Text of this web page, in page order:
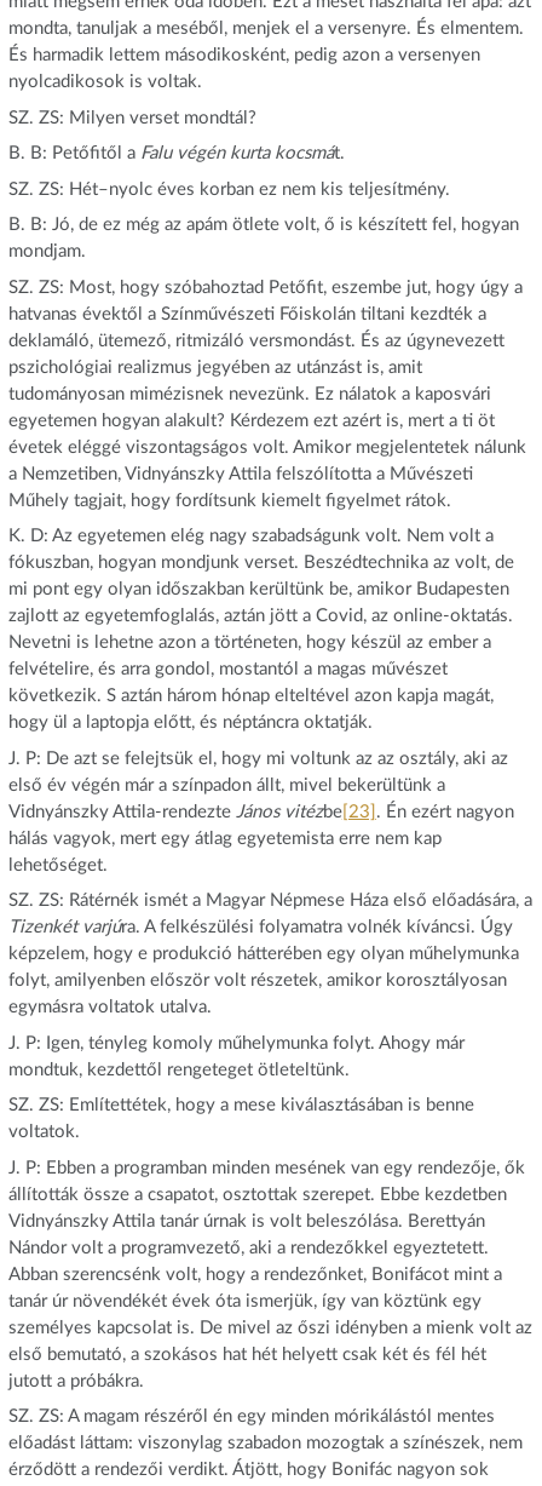
mondta, tanuljak a meséből, menjek el a versenyre. És elmentem.
És harmadik lettem másodikosként, pedig azon a versenyen
nyolcadikosok is voltak.
SZ. ZS: Milyen verset mondtál?
B. B: Petőfitől a Falu végén kurta kocsmát.
SZ. ZS: Hét–nyolc éves korban ez nem kis teljesítmény.
B. B: Jó, de ez még az apám ötlete volt, ő is készített fel, hogyan
mondjam.
SZ. ZS: Most, hogy szóbahoztad Petőfit, eszembe jut, hogy úgy a
hatvanas évektől a Színművészeti Főiskolán tiltani kezdték a
deklamáló, ütemező, ritmizáló versmondást. És az úgynevezett
pszichológiai realizmus jegyében az utánzást is, amit
tudományosan mimézisnek nevezünk. Ez nálatok a kaposvári
egyetemen hogyan alakult? Kérdezem ezt azért is, mert a ti öt
évetek eléggé viszontagságos volt. Amikor megjelentetek nálunk
a Nemzetiben, Vidnyánszky Attila felszólította a Művészeti
Műhely tagjait, hogy fordítsunk kiemelt figyelmet rátok.
K. D: Az egyetemen elég nagy szabadságunk volt. Nem volt a
fókuszban, hogyan mondjunk verset. Beszédtechnika az volt, de
mi pont egy olyan időszakban kerültünk be, amikor Budapesten
zajlott az egyetemfoglalás, aztán jött a Covid, az online-oktatás.
Nevetni is lehetne azon a történeten, hogy készül az ember a
felvételire, és arra gondol, mostantól a magas művészet
következik. S aztán három hónap elteltével azon kapja magát,
hogy ül a laptopja előtt, és néptáncra oktatják.
J. P: De azt se felejtsük el, hogy mi voltunk az az osztály, aki az
első év végén már a színpadon állt, mivel bekerültünk a
Vidnyánszky Attila-rendezte János vitézbe[23] . Én ezért nagyon
hálás vagyok, mert egy átlag egyetemista erre nem kap
lehetőséget.
SZ. ZS: Rátérnék ismét a Magyar Népmese Háza első előadására, a
Tizenkét varjúra. A felkészülési folyamatra volnék kíváncsi. Úgy
képzelem, hogy e produkció hátterében egy olyan műhelymunka
folyt, amilyenben először volt részetek, amikor korosztályosan
egymásra voltatok utalva.
J. P: Igen, tényleg komoly műhelymunka folyt. Ahogy már
mondtuk, kezdettől rengeteget ötleteltünk.
SZ. ZS: Említettétek, hogy a mese kiválasztásában is benne
voltatok.
J. P: Ebben a programban minden mesének van egy rendezője, ők
állították össze a csapatot, osztottak szerepet. Ebbe kezdetben
Vidnyánszky Attila tanár úrnak is volt beleszólása. Berettyán
Nándor volt a programvezető, aki a rendezőkkel egyeztetett.
Abban szerencsénk volt, hogy a rendezőnket, Bonifácot mint a
tanár úr növendékét évek óta ismerjük, így van köztünk egy
személyes kapcsolat is. De mivel az őszi idényben a mienk volt az
első bemutató, a szokásos hat hét helyett csak két és fél hét
jutott a próbákra.
SZ. ZS: A magam részéről én egy minden mórikálástól mentes
előadást láttam: viszonylag szabadon mozogtak a színészek, nem
érződött a rendezői verdikt. Átjött, hogy Bonifác nagyon sok